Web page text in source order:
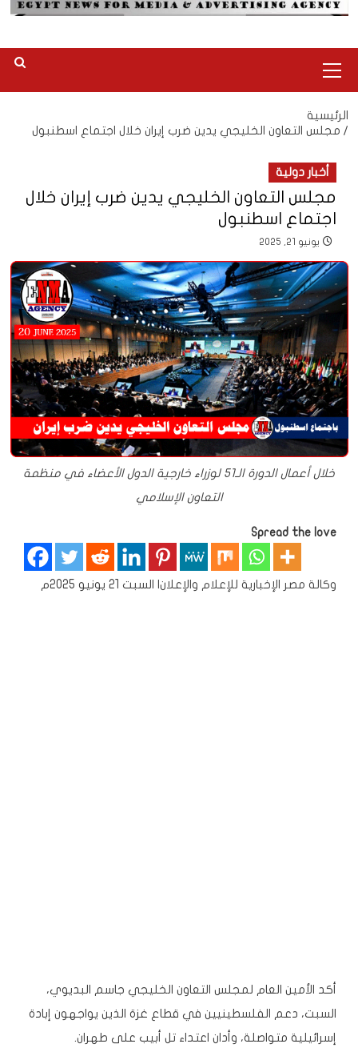
الرئيسية
الرئيسية
مجلس التعاون الخليجي يدين ضرب إيران خلال اجتماع اسطنبول
أخبار دولية
مجلس التعاون الخليجي يدين ضرب إيران خلال
اجتماع اسطنبول
يونيو 21, 2025
خلال أعمال الدورة الـ51 لوزراء خارجية الدول الأعضاء في منظمة
التعاون الإسلامي
Spread the love
وكالة مصر الإخبارية للإعلام والإعلان| السبت 21 يونيو 2025م
أكد الأمين العام لمجلس التعاون الخليجي جاسم البديوي،
السبت، دعم الفلسطينيين في قطاع غزة الذين يواجهون إبادة
إسرائيلية متواصلة، وأدان اعتداء تل أبيب على طهران.